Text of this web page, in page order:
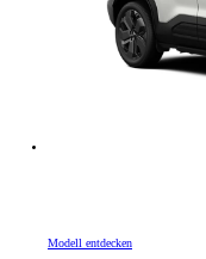
Modell entdecken